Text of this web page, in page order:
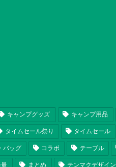
キャンプグッズ キャンプ用品
タイムセール祭り タイムセール
バッグ コラボ テーブル
まとめ テンマクデザイン